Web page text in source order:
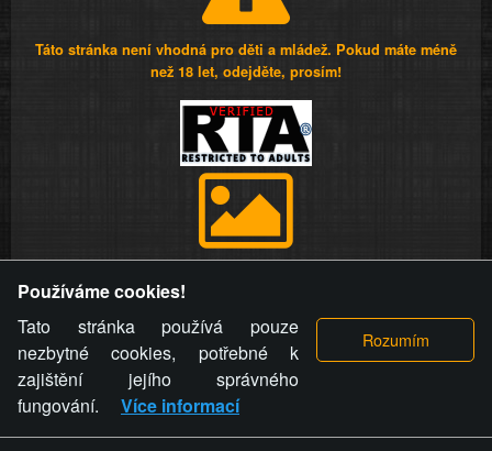
Táto stránka není vhodná pro děti a mládež. Pokud máte méně
než 18 let, odejděte, prosím!
videa a komentáře. Osoba, které se toto opatření provozovatele
stránky týče, ani osoba, která umístila fotografii nebo video na
stránku, nemůže z důvodu odstranění fotografie, videa nebo
komentáře pro výše uvedenou okolnost uplatnit vůči
provozovateli stránky žádný nárok na náhradu škody nebo
nemajetkové újmy.
Používáme cookies!
Tato stránka používá pouze
nezbytné cookies, potřebné k
zajištění jejího správného
fungování.
Více informací